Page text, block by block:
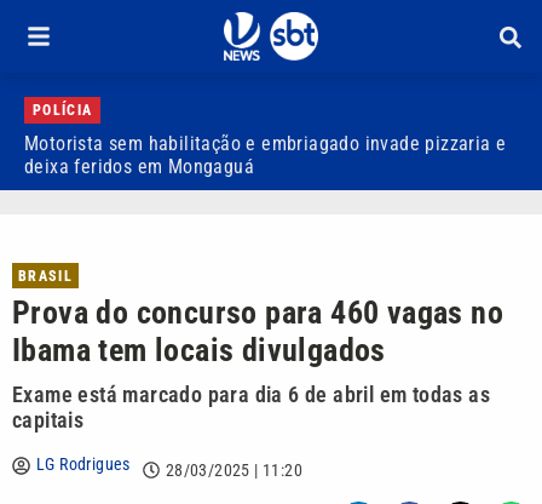
POLÍCIA
Motorista sem habilitação e embriagado invade pizzaria e
deixa feridos em Mongaguá
BRASIL
Prova do concurso para 460 vagas no
Ibama tem locais divulgados
Exame está marcado para dia 6 de abril em todas as
capitais
LG Rodrigues 28/03/2025 | 11:20